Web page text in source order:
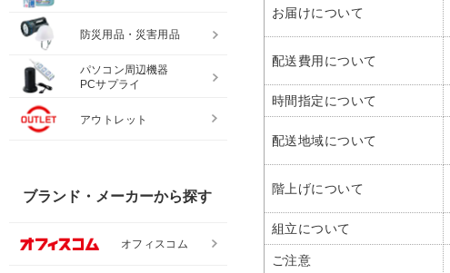
お届けについて
配送費用について
時間指定について
配送地域について
階上げについて
組立について
ご注意
防災用品・災害用品
パソコン周辺機器
PCサプライ
アウトレット
ブランド・メーカーから探す
オフィスコム